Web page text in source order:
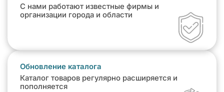
С нами работают известные фирмы и
организации города и области
Обновление каталога
Каталог товаров регулярно расширяется и
пополняется